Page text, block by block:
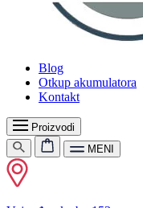
Blog
Otkup akumulatora
Kontakt
Proizvodi
MENI